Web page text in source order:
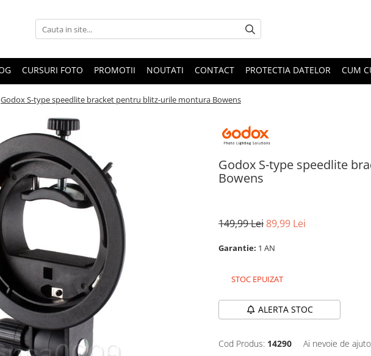
CURSURI FOTO PROMOTII NOUTATI CONTACT PROTECTIA DATELOR CUM
Godox S-type speedlite bracket pentru blitz-urile montura Bowens
Godox S-type speedlite
Bowens
149,99 Lei89,99 Lei
Garantie: 1 AN
STOC EPUIZAT
ALERTA STOC
Cod Produs: 14290 Ai nevoie de